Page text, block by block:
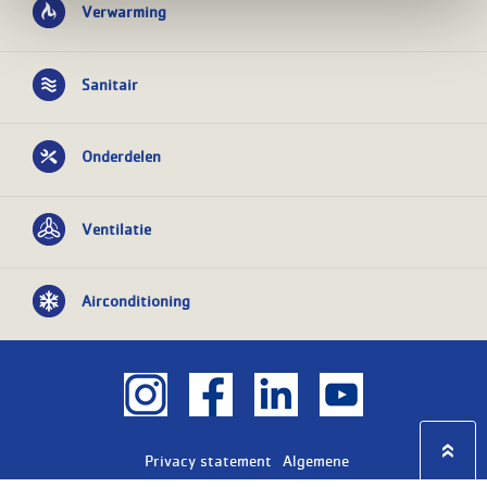
Verwarming
Sanitair
Onderdelen
Ventilatie
Airconditioning
Privacy statement
Algemene